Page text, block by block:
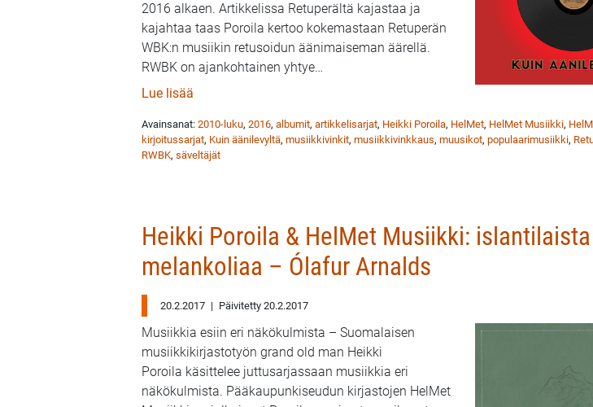
2016 alkaen. Artikkelissa Retuperältä kajastaa ja
kajahtaa taas Poroila kertoo kokemastaan Retuperän
WBK:n musiikin retusoidun äänimaiseman äärellä.
RWBK on ajankohtainen yhtye…
Lue lisää
Avainsanat: 2010-luku, 2016, albumit, artikkelisarjat, Heikki Poroila, HelMet, HelMet Musiikki,
kirjoitussarjat, Kuin äänilevyltä, musiikkivinkit, musiikkivinkkaus, muusikot, populaarimusiikki,
RWBK, säveltäjät
Heikki Poroila & HelMet Musiikki: islantilaista
melankoliaa – Ólafur Arnalds
20.2.2017 | Päivitetty 20.2.2017
Musiikkia esiin eri näkökulmista – Suomalaisen
musiikkikirjastotyön grand old man Heikki
Poroila käsittelee juttusarjassaan musiikkia eri
näkökulmista. Pääkaupunkiseudun kirjastojen HelMet